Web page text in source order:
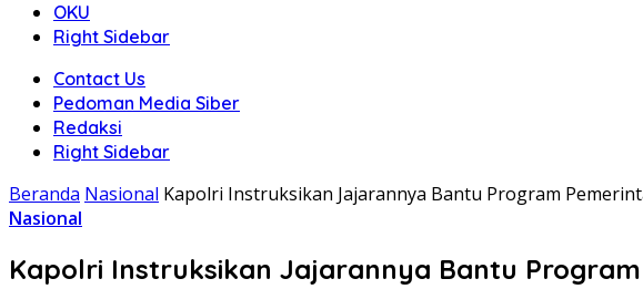
OKU
Right Sidebar
Contact Us
Pedoman Media Siber
Redaksi
Right Sidebar
Beranda Nasional Kapolri Instruksikan Jajarannya Bantu Program
Nasional
Kapolri Instruksikan Jajarannya Bantu